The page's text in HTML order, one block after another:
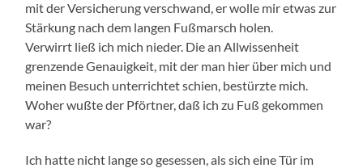
mit der Versicherung verschwand, er wolle mir etwas zur
Stärkung nach dem langen Fußmarsch holen.
Verwirrt ließ ich mich nieder. Die an Allwissenheit
grenzende Genauigkeit, mit der man hier über mich und
meinen Besuch unterrichtet schien, bestürzte mich.
Woher wußte der Pförtner, daß ich zu Fuß gekommen
war?
Ich hatte nicht lange so gesessen, als sich eine Tür im